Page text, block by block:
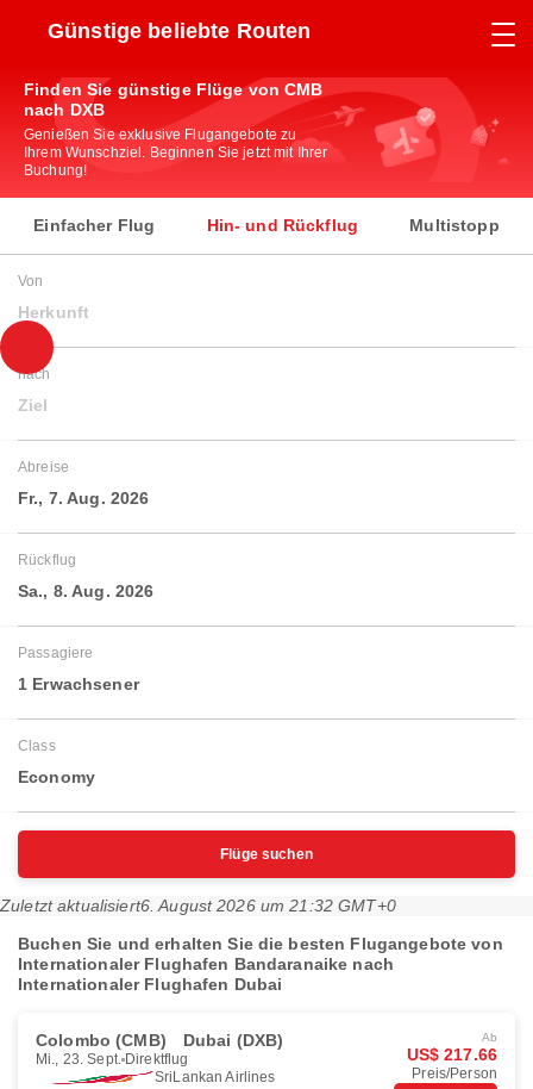
Günstige beliebte Routen
Finden Sie günstige Flüge von CMB
nach DXB
Genießen Sie exklusive Flugangebote zu
Ihrem Wunschziel. Beginnen Sie jetzt mit Ihrer
Buchung!
Einfacher Flug Hin- und Rückflug Multistopp
Von
Herkunft
nach
Ziel
Abreise
Fr., 7. Aug. 2026
Rückflug
Sa., 8. Aug. 2026
Passagiere
1 Erwachsener
Class
Economy
Flüge suchen
Zuletzt aktualisiert6. August 2026 um 21:32 GMT+0
Buchen Sie und erhalten Sie die besten Flugangebote von
Internationaler Flughafen Bandaranaike nach
Internationaler Flughafen Dubai
Colombo (CMB) Dubai (DXB)
Mi., 23. Sept. Direktflug
SriLankan Airlines
Ab
US$ 217.66
Preis/Person